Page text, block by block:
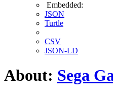
Embedded:
JSON
Turtle
CSV
JSON-LD
About: Sega